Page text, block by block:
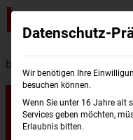
burgerme – lunchme
Datenschutz-
Wir benötigen Ihre
besuchen können.
Wenn Sie unter 16 Jahre alt
Services geben möchten,
Erlaubnis bitten.